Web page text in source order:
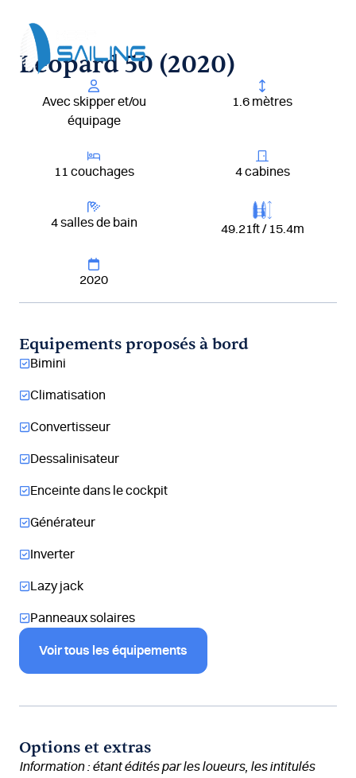
contenu
Leopard 50 (2020)
Avec skipper et/ou
équipage
1.6 mètres
11 couchages 4 cabines
4 salles de bain 49.21ft / 15.4m
2020
Equipements proposés à bord
Bimini
Climatisation
Convertisseur
Dessalinisateur
Enceinte dans le cockpit
Générateur
Inverter
Lazy jack
Panneaux solaires
Voir tous les équipements
Options et extras
Information : étant édités par les loueurs, les intitulés